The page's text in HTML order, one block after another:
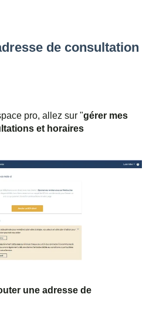
de consultation
pro, allez sur "gérer mes
et horaires
une adresse de